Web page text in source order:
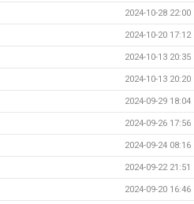
2024-10-28 22:00
2024-10-20 17:12
2024-10-13 20:35
2024-10-13 20:20
2024-09-29 18:04
2024-09-26 17:56
2024-09-24 08:16
2024-09-22 21:51
2024-09-20 16:46